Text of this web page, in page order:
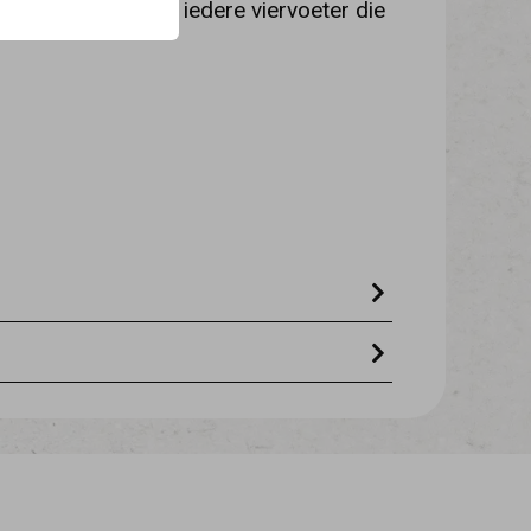
traktatie voor iedere viervoeter die
1,5%, tapiocazetmeel, glycine,
zonnebloemolie,